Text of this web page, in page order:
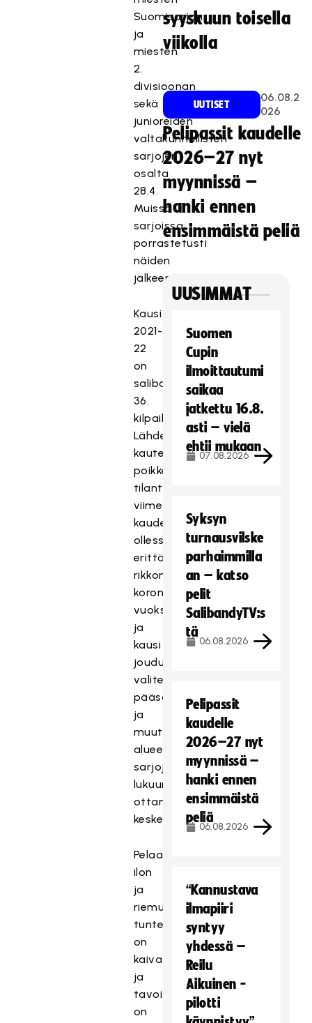
Suomisarjan
ja
miesten
2.
divisioonan
sekä
junioreiden
valtakunnallisten
sarjojen
osalta
28.4.
Muissa
sarjoissa
porrastetusti
näiden
jälkeen.
Kausi
2021-
22
on
salibandyn
36.
kilpailukausi.
Lähdemme
kauteen
poikkeuksellisesta
tilanteesta
viime
kauden
ollessa
erittäin
rikkonainen
koronapandemian
vuoksi
ja
kausi
jouduttiin
valitettavasti
pääsarjoja
ja
muutama
alueellisia
sarjoja
lukuun
ottamatta
keskeyttämään.
Pelaamisen
ilon
ja
riemun
tunteita
on
kaivattu
ja
tavoitteena
on
syyskuun toisella
viikolla
UUTISET
06.08.2
026
Pelipassit kaudelle
2026–27 nyt
myynnissä –
hanki ennen
ensimmäistä peliä
UUSIMMAT
Suomen
Cupin
ilmoittautumi
saikaa
jatkettu 16.8.
asti – vielä
ehtii mukaan
07.08.2026
Syksyn
turnausvilske
parhaimmilla
an – katso
pelit
SalibandyTV:s
tä
06.08.2026
Pelipassit
kaudelle
2026–27 nyt
myynnissä –
hanki ennen
ensimmäistä
peliä
06.08.2026
“Kannustava
ilmapiiri
syntyy
yhdessä –
Reilu
Aikuinen -
pilotti